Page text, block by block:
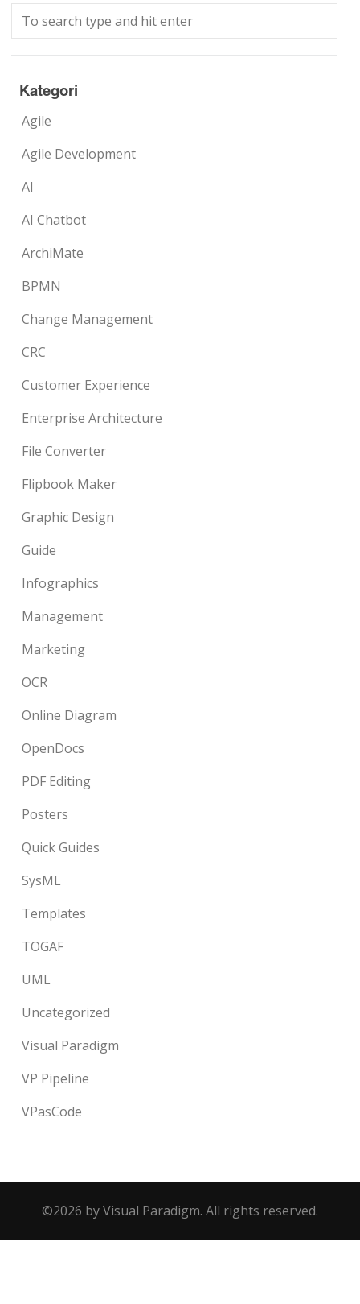
Kategori
Agile
Agile Development
AI
AI Chatbot
ArchiMate
BPMN
Change Management
CRC
Customer Experience
Enterprise Architecture
File Converter
Flipbook Maker
Graphic Design
Guide
Infographics
Management
Marketing
OCR
Online Diagram
OpenDocs
PDF Editing
Posters
Quick Guides
SysML
Templates
TOGAF
UML
Uncategorized
Visual Paradigm
VP Pipeline
VPasCode
©2026 by Visual Paradigm. All rights reserved.